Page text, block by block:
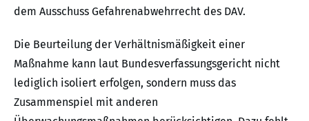
dem Ausschuss Gefahrenabwehrrecht des DAV.
Die Beurteilung der Verhältnismäßigkeit einer
Maßnahme kann laut Bundesverfassungsgericht nicht
lediglich isoliert erfolgen, sondern muss das
Zusammenspiel mit anderen